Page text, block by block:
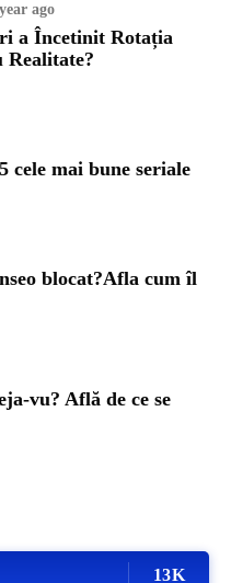
ago
a Încetinit Rotația
cele mai bune seriale
blocat?Afla cum îl
vu? Află de ce se
13K